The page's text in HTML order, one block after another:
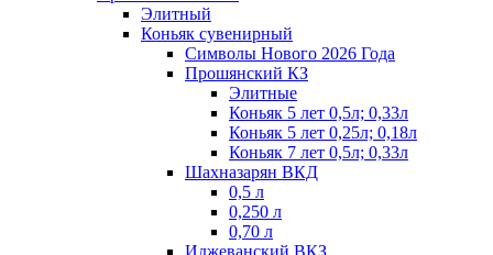
Элитный
Коньяк сувенирный
Символы Нового 2026 Года
Прошянский КЗ
Элитные
Коньяк 5 лет 0,5л; 0,33л
Коньяк 5 лет 0,25л; 0,18л
Коньяк 7 лет 0,5л; 0,33л
Шахназарян ВКД
0,5 л
0,250 л
0,70 л
Иджеванский ВКЗ